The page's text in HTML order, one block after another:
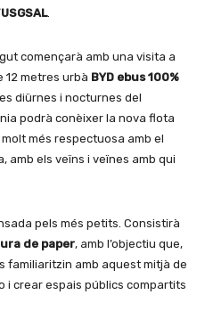
.
començarà amb una visita a
metres urbà BYD ebus 100%
diürnes i nocturnes del
podrà conèixer la nova flota
molt més respectuosa amb el
amb els veïns i veïnes amb qui
pels més petits. Consistirà
de paper, amb l’objectiu que,
familiaritzin amb aquest mitjà de
i crear espais públics compartits